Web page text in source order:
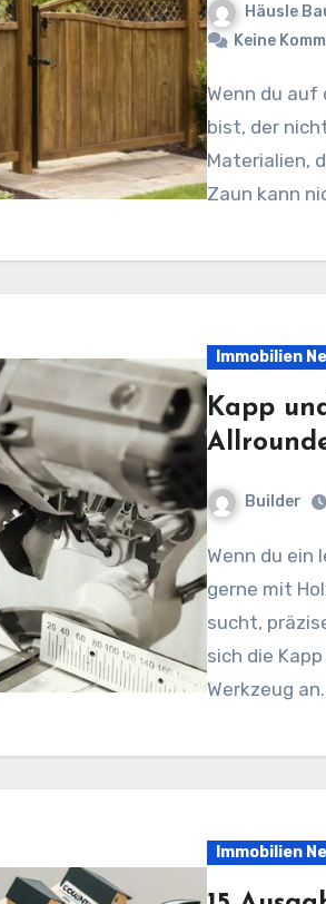
Häusle
Keine
Wenn du auf der Suche nach einem langlebigen Zaun
bist, der
Materialien,
Zaun kann
Immobilien
Kapp
Builder
Wenn du ein leidenschaftlicher Heimwerker bist, der
gerne mit
sucht,
sich die
Werkzeug
Immobilien